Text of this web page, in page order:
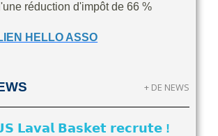
réduction d'impôt de 66 %
HELLO ASSO
𝗟𝗮𝘃𝗮𝗹 𝗕𝗮𝘀𝗸𝗲𝘁 𝗿𝗲𝗰𝗿𝘂𝘁𝗲 !
+ DE NEWS